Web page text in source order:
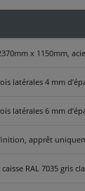
x 1150mm,
latérales 4 mm
latérales 6 mm
apprêt
RAL 7035 gris